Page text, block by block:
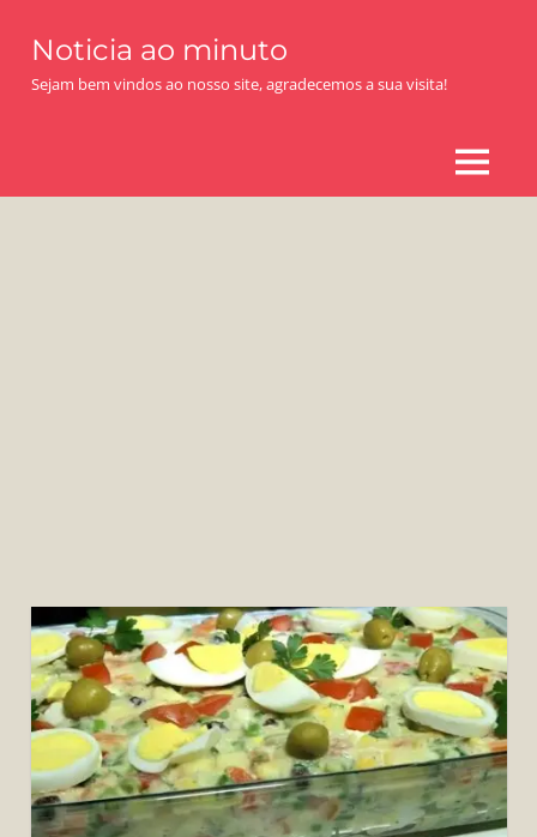
content
Noticia ao minuto
Sejam bem vindos ao nosso site, agradecemos a sua visita!
MENU